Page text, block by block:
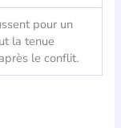
pour un
la tenue
le conflit.